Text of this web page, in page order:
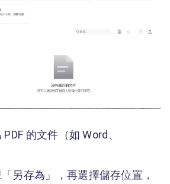
的文件（如 Word、
另存為」，再選擇儲存位置，